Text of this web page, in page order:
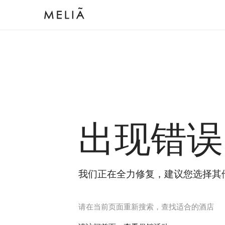
出现错误
我们正在全力修复，建议您选择其
请在当前页面重新搜索，查找适合的酒店